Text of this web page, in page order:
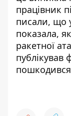
працівник
писали, що
показала,
ракетної
публікував
пошкодився